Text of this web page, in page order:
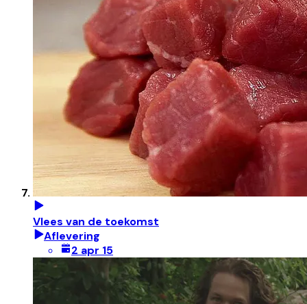
Vlees van de toekomst
Aflevering
2 apr 15